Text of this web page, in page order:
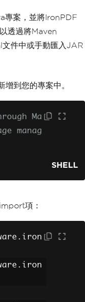
專案，並將IronPDF
透過將Maven
件中或手動匯入JAR
到您的專案中。
Ma
manag
SHELL
項：
. iron
. iron